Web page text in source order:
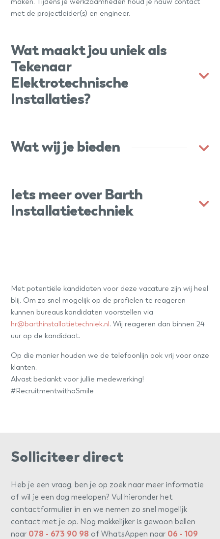
maken. Tijdens je werkzaamheden houd je nauw contact
met de projectleider(s) en engineer.
Wat maakt jou uniek als
Tekenaar
Elektrotechnische
Installaties?
Wat wij je bieden
Iets meer over Barth
Installatietechniek
Met potentiële kandidaten voor deze vacature zijn wij heel
blij. Om zo snel mogelijk op de profielen te reageren
kunnen bureaus kandidaten voorstellen via
hr@barthinstallatietechniek.nl . Wij reageren dan binnen 24
uur op de kandidaat.
Op die manier houden we de telefoonlijn ook vrij voor onze
klanten.
Alvast bedankt voor jullie medewerking!
#RecruitmentwithaSmile
Solliciteer direct
Heb je een vraag, ben je op zoek naar meer informatie
of wil je een dag meelopen? Vul hieronder het
contactformulier in en we nemen zo snel mogelijk
contact met je op. Nog makkelijker is gewoon bellen
naar 078 - 673 90 98 of WhatsAppen naar 06 - 109